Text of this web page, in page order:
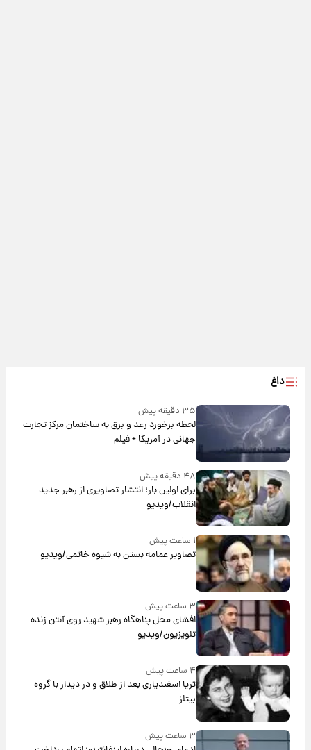
داغ
۳۵ دقیقه پیش
لحظه برخورد رعد و برق به ساختمان مرکز تجارت
جهانی در آمریکا + فیلم
۴۸ دقیقه پیش
برای اولین بار؛ انتشار تصاویری از رهبر جدید
انقلاب/ویدیو
۱ ساعت پیش
تصاویر عمامه بستن به شیوه خاتمی/ویدیو
۳ ساعت پیش
افشای محل پناهگاه‌ رهبر شهید روی آنتن زنده
تلویزیون/ویدیو
۴ ساعت پیش
ثریا اسفندیاری بعد از طلاق و در دیدار با گروه
بیتلز
۳ ساعت پیش